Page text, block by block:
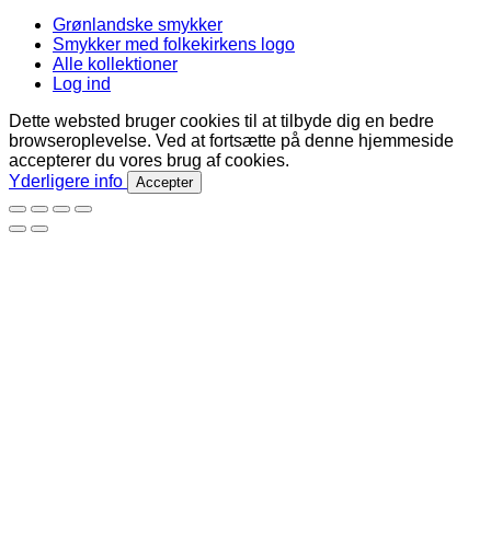
Grønlandske smykker
Smykker med folkekirkens logo
Alle kollektioner
Log ind
Dette websted bruger cookies til at tilbyde dig en bedre
browseroplevelse. Ved at fortsætte på denne hjemmeside
accepterer du vores brug af cookies.
Yderligere info
Accepter